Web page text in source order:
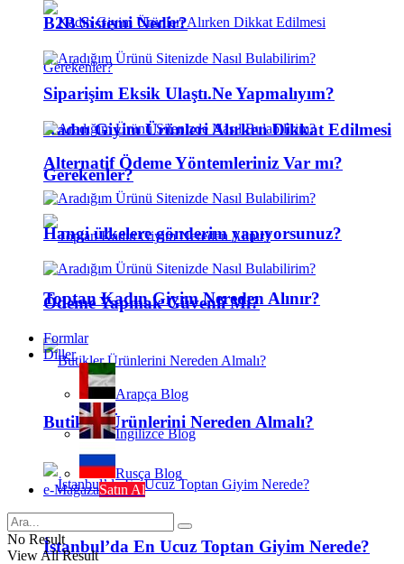
Kadın Giyim Ürünleri Alırken Dikkat Edilmesi
Gerekenler?
Toptan Kadın Giyim Nereden Alınır?
Butikler Ürünlerini Nereden Almalı?
İstanbul’da En Ucuz Toptan Giyim Nerede?
B2B Sistemi Nedir?
Siparişim Eksik Ulaştı.Ne Yapmalıyım?
Alternatif Ödeme Yöntemleriniz Var mı?
Hangi ülkelere gönderim yapıyorsunuz?
Ödeme Yapmak Güvenli Mi?
Formlar
Diller
Arapça Blog
İngilizce Blog
Rusça Blog
e-MağazaSatın Al
No Result
View All Result